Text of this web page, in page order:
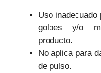
Uso inadecuado
golpes y/o
producto.
No aplica para
de pulso.